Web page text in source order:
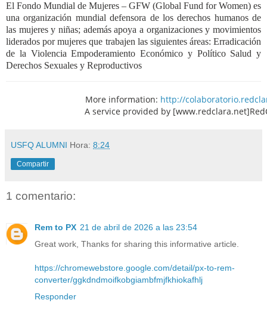
El Fondo Mundial de Mujeres – GFW (Global Fund for Women) es
una organización mundial defensora de los derechos humanos de
las mujeres y niñas; además apoya a organizaciones y movimientos
liderados por mujeres que trabajen las siguientes áreas: Erradicación
de la Violencia Empoderamiento Económico y Político Salud y
Derechos Sexuales y Reproductivos
More information: http://
A service provided by
USFQ ALUMNI Hora: 8:24
Compartir
1 comentario:
Rem to PX 21 de abril de 2026 a las 23:54
Great work, Thanks for sharing this informative article.
https://chromewebstore.google.com/detail/px-to-rem-
converter/ggkdndmoifkobgiambfmjfkhiokafhlj
Responder